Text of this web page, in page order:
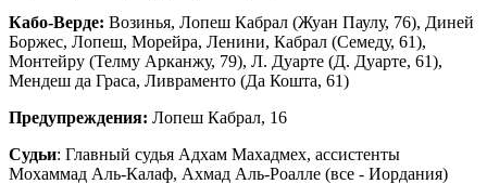
Кабо-Верде: Возинья, Лопеш Кабрал (Жуан Паулу, 76), Диней
Боржес, Лопеш, Морейра, Ленини, Кабрал (Семеду, 61),
Монтейру (Телму Арканжу, 79), Л. Дуарте (Д. Дуарте, 61),
Мендеш да Граса, Ливраменто (Да Кошта, 61)
Предупреждения: Лопеш Кабрал, 16
Судьи: Главный судья Адхам Махадмех, ассистенты
Мохаммад Аль-Калаф, Ахмад Аль-Роалле (все - Иордания)